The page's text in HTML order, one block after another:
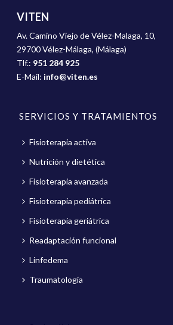
VITEN
Av. Camino Viejo de Vélez-Malaga, 10,
29700 Vélez-Málaga, (Málaga)
Tlf.: 951 284 925
E-Mail: info@viten.es
SERVICIOS Y TRATAMIENTOS
Fisioterapia activa
Nutrición y dietética
Fisioterapia avanzada
Fisioterapia pediátrica
Fisioterapia geriátrica
Readaptación funcional
Linfedema
Traumatología